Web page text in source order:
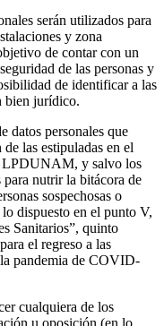
serán utilizados para
y zona
de contar con un
de las personas y
de identificar a las
bien jurídico.
datos personales que
las estipuladas en el
LPDUNAM, y salvo los
para nutrir la bitácora de
sospechosas o
dispuesto en el punto V,
Sanitarios”, quinto
el regreso a las
pandemia de COVID-
cualquiera de los